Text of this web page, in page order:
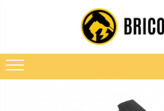
Toate Produsele
Vehicule electrice
Atv